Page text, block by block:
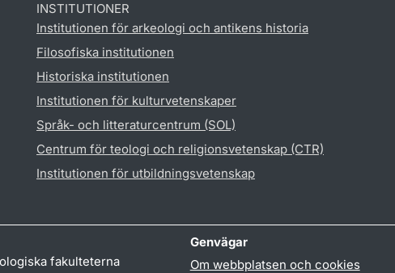
INSTITUTIONER
Institutionen för arkeologi och antikens historia
Filosofiska institutionen
Historiska institutionen
Institutionen för kulturvetenskaper
Språk- och litteraturcentrum (SOL)
Centrum för teologi och religionsvetenskap (CTR)
Institutionen för utbildningsvetenskap
fakulteterna
Genvägar
Om webbplatsen och cookies